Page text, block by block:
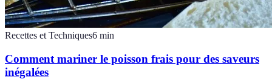
Recettes et Techniques6 min
Comment mariner le poisson frais pour des saveurs
inégalées